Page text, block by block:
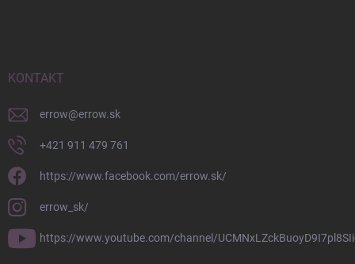
KONTAKT
errow@errow.sk
+421 911 479 761
https://www.facebook.com/errow.sk/
errow_sk/
https://www.youtube.com/channel/